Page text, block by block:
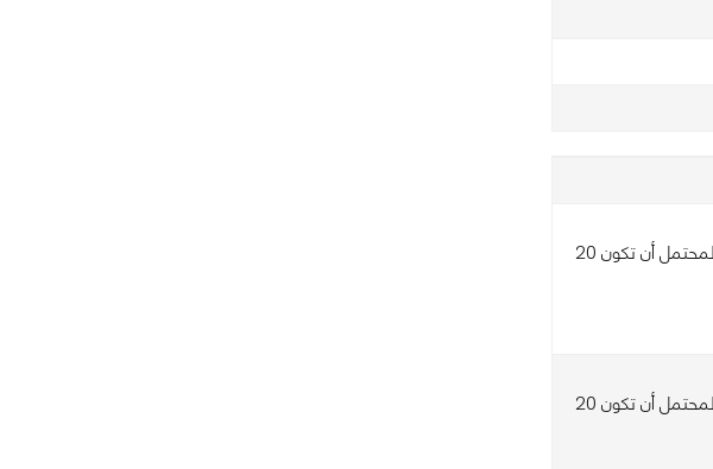
• الشاحن (قد تختلف القوة الكهربائية حسب المنطقة، ومن المحتمل أن تكون 20
• الشاحن (قد تختلف القوة الكهربائية حسب المنطقة، ومن المحتمل أن تكون 20